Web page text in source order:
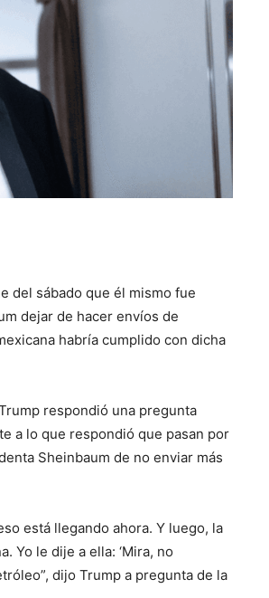
del sábado que él mismo fue
dejar de hacer envíos de
habría cumplido con dicha
respondió una pregunta
a lo que respondió que pasan por
Sheinbaum de no enviar más
está llegando ahora. Y luego, la
Yo le dije a ella: ‘Mira, no
dijo Trump a pregunta de la